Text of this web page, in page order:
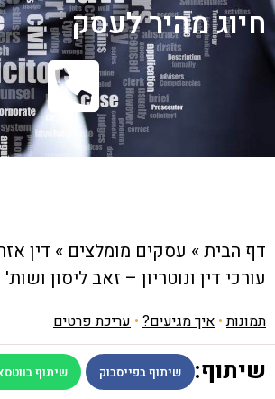
חיוג מהיר לעסק
דף הבית» עסקים מומלצים » דין
עורכי דין ונוטריון – זאב ליסון ושות'
תמונות• איך מגיעים? • עריכת פרטים
שיתוף: שיתוף בפייסבוק שיתוף